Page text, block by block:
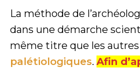
La méthode de
dans une démarche
même titre que les autres
palétiologiques. Afin